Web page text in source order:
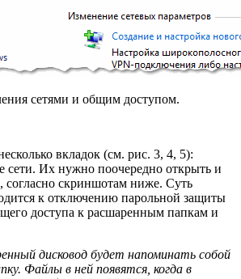
сетями и общим доступом.
вкладок (см. рис. 3, 4, 5):
сети. Их нужно поочередно открыть и
согласно скриншотам ниже. Суть
к отключению парольной защиты
доступа к расшаренным папкам и
дисковод будет напоминать собой
Файлы в ней появятся, когда в